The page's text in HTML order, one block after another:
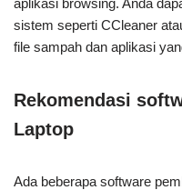
aplikasi browsing. Anda
sistem seperti CCleaner
file sampah dan aplikasi
Rekomendasi
Laptop
Ada beberapa software